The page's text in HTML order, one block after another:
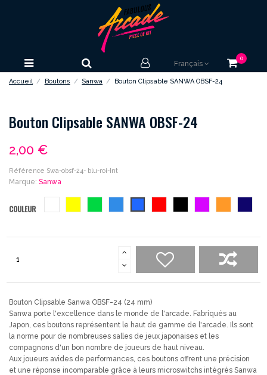
Français
0
Accueil Boutons Sanwa Bouton Clipsable SANWA OBSF-24
Bouton Clipsable SANWA OBSF-24
2,00 €
Référence Swa-obsf-24- blu-roi-Int
Marque: Sanwa
COULEUR
Bouton Clipsable Sanwa OBSF-24 (24 mm)
Sanwa porte l'excellence dans le monde de l'arcade. Fabriqués au
Japon, ces boutons représentent le haut de gamme de l'arcade. Ils sont
la norme pour de nombreuses salles de jeux japonaises et les
compagnons d'un bon nombre de joueurs de haut niveau.
Aux joueurs avides de performances, ces boutons offrent une précision
et une réponse incomparable grâce à leurs microswitchs intégrés Sanwa